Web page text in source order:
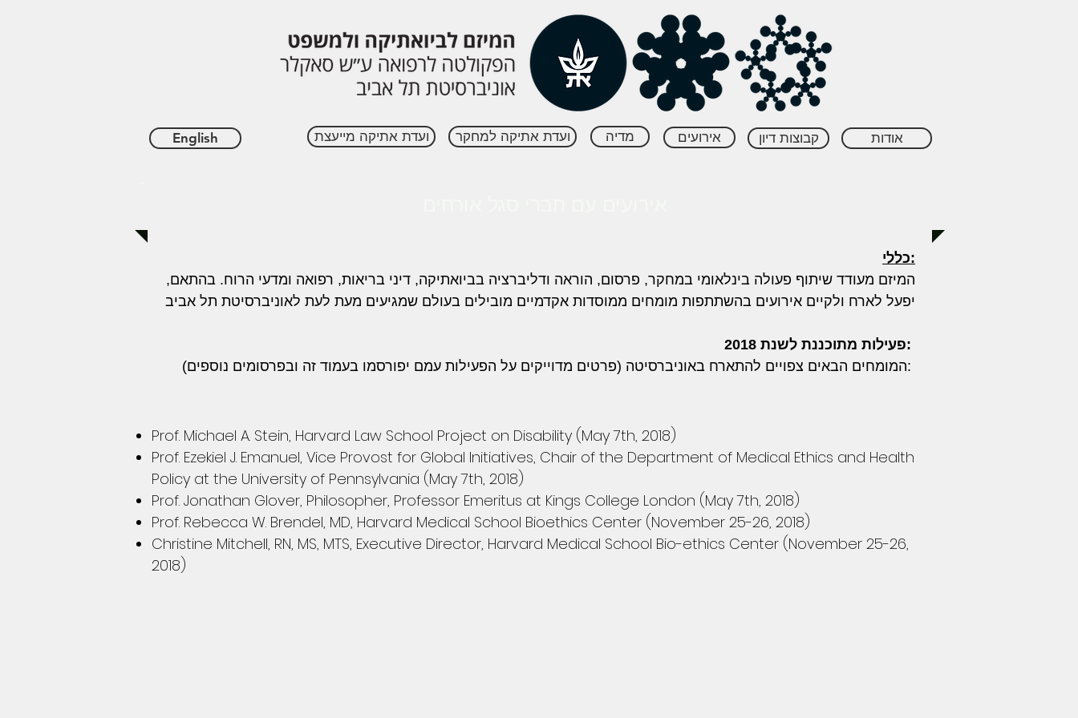
English מדיה קבוצות דיון אודות ועדת אתיקה מייעצת אירועים ועדת אתיקה למחקר
כללי:
המיזם מעודד שיתוף פעולה בינלאומי במחקר, פרסום, הוראה ודליברציה בביואתיקה, דיני בריאות, רפואה ומדעי הרוח. בהתאם,
יפעל לארח ולקיים אירועים בהשתתפות מומחים ממוסדות אקדמיים מובילים בעולם שמגיעים מעת לעת לאוניברסיטת תל אביב
פעילות מתוכננת לשנת 2018:
המומחים הבאים צפויים להתארח באוניברסיטה (פרטים מדוייקים על הפעילות עמם יפורסמו בעמוד זה ובפרסומים נוספים):
Prof. Michael A. Stein, Harvard Law School Project on Disability (May 7th, 2018)
Prof. Ezekiel J. Emanuel, Vice Provost for Global Initiatives, Chair of the Department of Medical Ethics and Health
Policy at the University of Pennsylvania (May 7th, 2018)
Prof. Jonathan Glover, Philosopher, Professor Emeritus at Kings College London (May 7th, 2018)
Prof. Rebecca W. Brendel, MD, Harvard Medical School Bioethics Center (November 25-26, 2018)
Christine Mitchell, RN, MS, MTS, Executive Director, Harvard Medical School Bio-ethics Center (November 25-26,
2018)